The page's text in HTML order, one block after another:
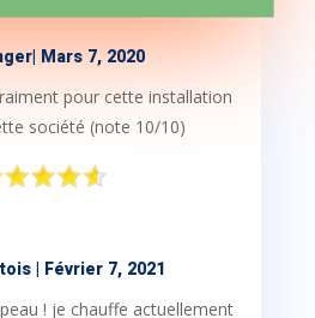
| Mars 7, 2020
pour cette installation
société (note 10/10)
| Février 7, 2021
! je chauffe actuellement